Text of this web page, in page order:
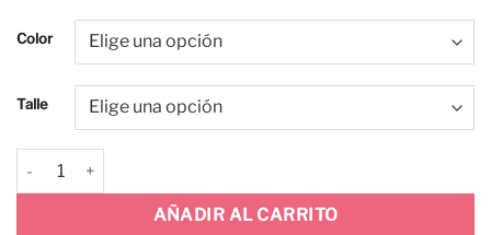
Color
Talle
CAMISA RAYAS - ASIA SS26 cantidad
AÑADIR AL CARRITO